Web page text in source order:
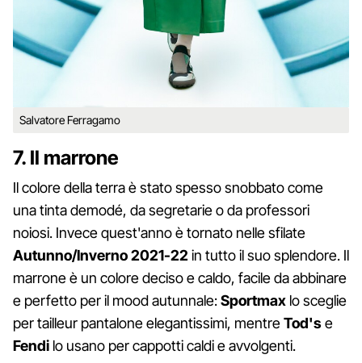
Salvatore Ferragamo
7. Il marrone
Il colore della terra è stato spesso snobbato come
una tinta demodé, da segretarie o da professori
noiosi. Invece quest'anno è tornato nelle sfilate
Autunno/Inverno 2021-22in tutto il suo splendore. Il
marrone è un colore deciso e caldo, facile da abbinare
e perfetto per il mood autunnale:Sportmax lo sceglie
per tailleur pantalone elegantissimi, mentreTod'se
Fendi lo usano per cappotti caldi e avvolgenti.